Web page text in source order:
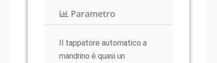
Parametro
Il tappatore automatico a
mandrino è quasi un